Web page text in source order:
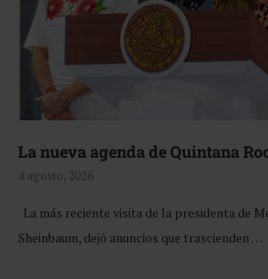
La nueva agenda de Quintana
4 agosto, 2026
La más reciente visita de la presidenta de
Sheinbaum, dejó anuncios que trascienden …